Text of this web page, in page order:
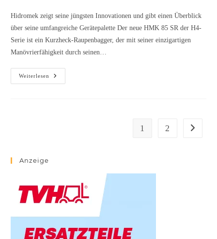
Hidromek zeigt seine jüngsten Innovationen und gibt einen Überblick
über seine umfangreiche Gerätepalette Der neue HMK 85 SR der H4-
Serie ist ein Kurzheck-Raupenbagger, der mit seiner einzigartigen
Manövrierfähigkeit durch seinen…
Weiterlesen
1 2
Anzeige